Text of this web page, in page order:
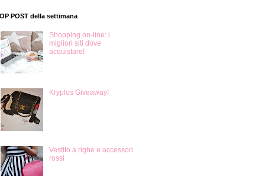
POST della settimana
Shopping on-line: i
migliori siti dove
acquistare!
Kryplos Giveaway!
Vestito a righe e accessori
rossi